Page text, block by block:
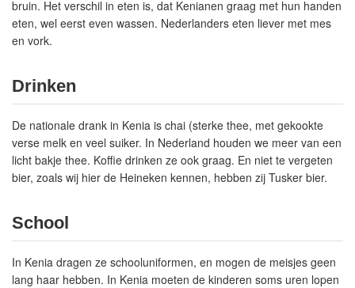
bruin. Het verschil in eten is, dat Kenianen graag met hun handen
eten, wel eerst even wassen. Nederlanders eten liever met mes
en vork.
Drinken
De nationale drank in Kenia is chai (sterke thee, met gekookte
verse melk en veel suiker. In Nederland houden we meer van een
licht bakje thee. Koffie drinken ze ook graag. En niet te vergeten
bier, zoals wij hier de Heineken kennen, hebben zij Tusker bier.
School
In Kenia dragen ze schooluniformen, en mogen de meisjes geen
lang haar hebben. In Kenia moeten de kinderen soms uren lopen